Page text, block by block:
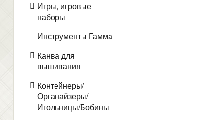
Игры, игровые
наборы
Инструменты Гамма
Канва для
вышивания
Контейнеры/
Органайзеры/
Игольницы/Бобины